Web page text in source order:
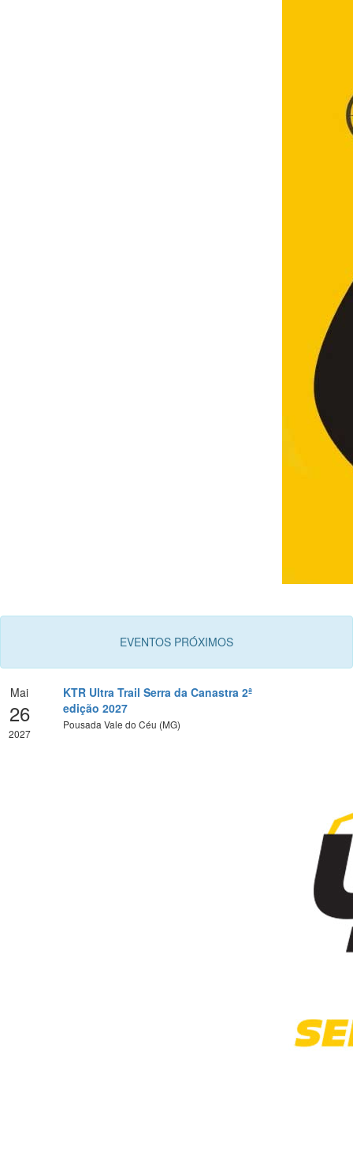
EVENTOS PRÓXIMOS
Mai
26
2027
KTR Ultra Trail Serra da Canastra 2ª
edição 2027
Pousada Vale do Céu (MG)